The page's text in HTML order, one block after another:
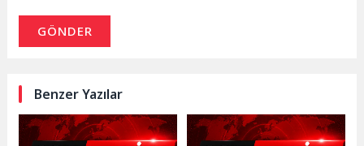
GÖNDER
Benzer Yazılar